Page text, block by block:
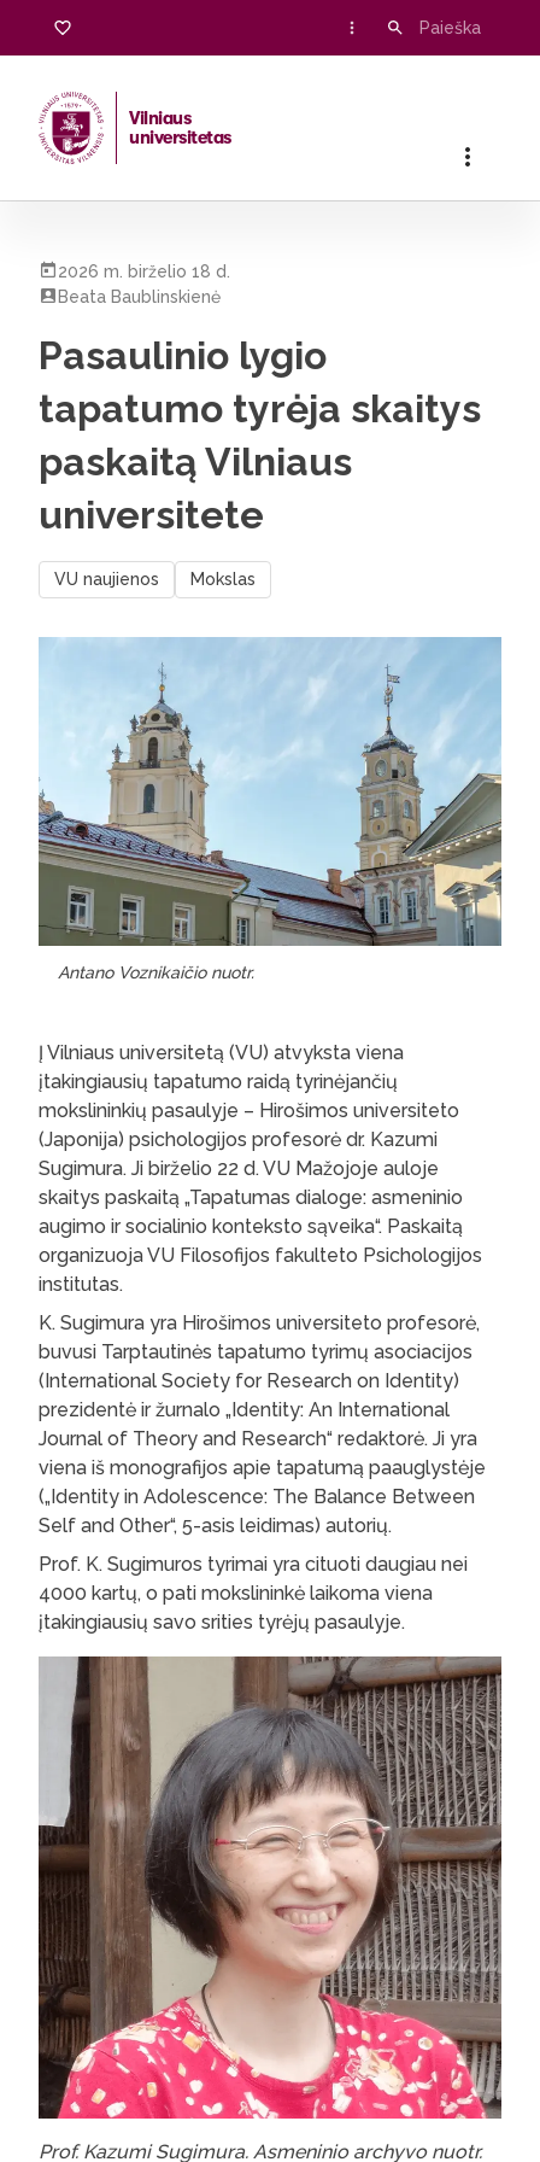
Vilniaus
universitetas
2026 m. birželio 18 d.
Beata Baublinskienė
Pasaulinio lygio
tapatumo tyrėja skaitys
paskaitą Vilniaus
universitete
VU naujienos Mokslas
Antano Voznikaičio nuotr.
Į Vilniaus universitetą (VU) atvyksta viena
įtakingiausių tapatumo raidą tyrinėjančių
mokslininkių pasaulyje – Hirošimos universiteto
(Japonija) psichologijos profesorė dr. Kazumi
Sugimura. Ji birželio 22 d. VU Mažojoje auloje
skaitys paskaitą „Tapatumas dialoge: asmeninio
augimo ir socialinio konteksto sąveika“. Paskaitą
organizuoja VU Filosofijos fakulteto Psichologijos
institutas.
K. Sugimura yra Hirošimos universiteto profesorė,
buvusi Tarptautinės tapatumo tyrimų asociacijos
(International Society for Research on Identity)
prezidentė ir žurnalo „Identity: An International
Journal of Theory and Research“ redaktorė. Ji yra
viena iš monografijos apie tapatumą paauglystėje
(„Identity in Adolescence: The Balance Between
Self and Other“, 5-asis leidimas) autorių.
Prof. K. Sugimuros tyrimai yra cituoti daugiau nei
4000 kartų, o pati mokslininkė laikoma viena
įtakingiausių savo srities tyrėjų pasaulyje.
Prof. Kazumi Sugimura. Asmeninio archyvo nuotr.